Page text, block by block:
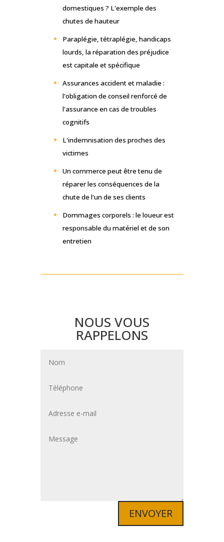
domestiques ? L'exemple des
chutes de hauteur
Paraplégie, tétraplégie, handicaps
lourds, la réparation des préjudice
est capitale et spécifique
Assurances accident et maladie :
l'obligation de conseil renforcé de
l'assurance en cas de troubles
cognitifs
L'indemnisation des proches des
victimes
Un commerce peut être tenu de
réparer les conséquences de la
chute de l'un de ses clients
Dommages corporels : le loueur est
responsable du matériel et de son
entretien
NOUS VOUS
RAPPELONS
ENVOYER